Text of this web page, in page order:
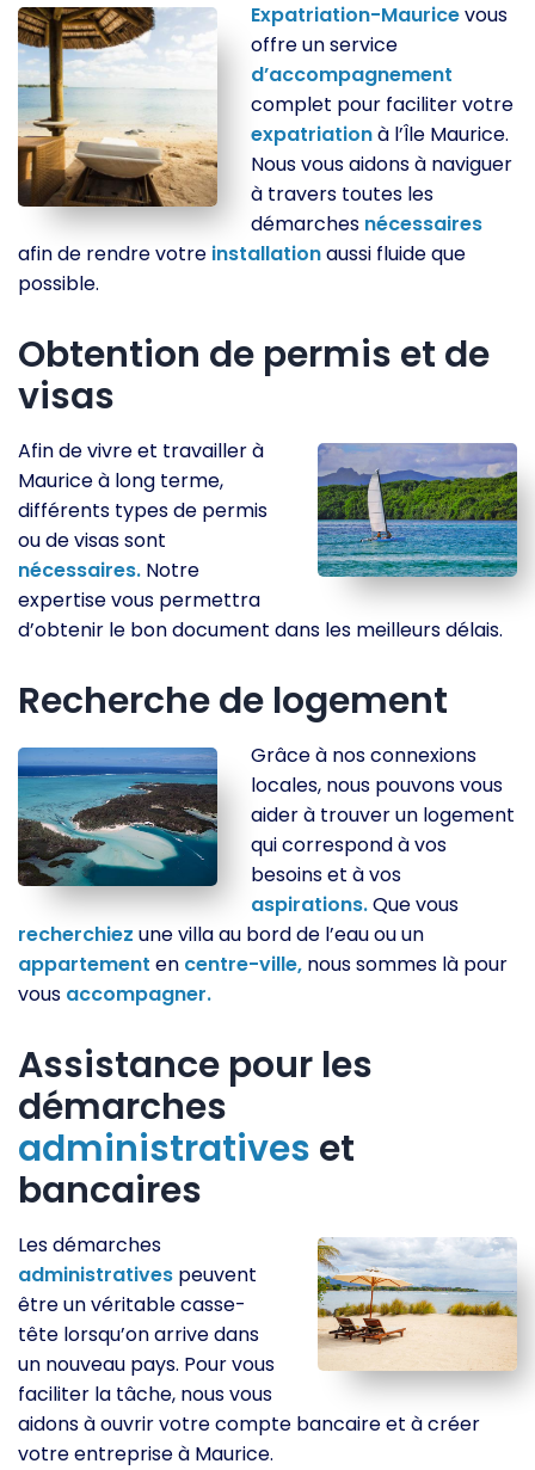
Expatriation-Mauricevous
offre un service
d’accompagnement
complet pour faciliter votre
expatriationà l’Île Maurice.
Nous vous aidons à naviguer
à travers toutes les
démarches nécessaires
afin de rendre votre installationaussi fluide que
possible.
Obtention de permis et de
visas
Afin de vivre et travailler à
Maurice à long terme,
différents types de permis
ou de visas sont
nécessaires. Notre
expertise vous permettra
d’obtenir le bon document dans les meilleurs délais.
Recherche de logement
Grâce à nos connexions
locales, nous pouvons vous
aider à trouver un logement
qui correspond à vos
besoins et à vos
aspirations.Que vous
recherchiez une villa au bord de l’eau ou un
appartement en centre-ville, nous sommes là pour
vous accompagner.
Assistance pour les
démarches
administratives et
bancaires
Les démarches
administratives peuvent
être un véritable casse-
tête lorsqu’on arrive dans
un nouveau pays. Pour vous
faciliter la tâche, nous vous
aidons à ouvrir votre compte bancaire et à créer
votre entreprise à Maurice.